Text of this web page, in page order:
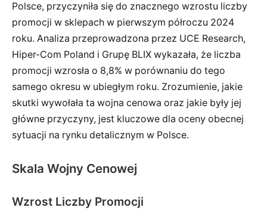
Polsce, przyczyniła się do znacznego wzrostu liczby
promocji w sklepach w pierwszym półroczu 2024
roku. Analiza przeprowadzona przez UCE Research,
Hiper-Com Poland i Grupę BLIX wykazała, że liczba
promocji wzrosła o 8,8% w porównaniu do tego
samego okresu w ubiegłym roku. Zrozumienie, jakie
skutki wywołała ta wojna cenowa oraz jakie były jej
główne przyczyny, jest kluczowe dla oceny obecnej
sytuacji na rynku detalicznym w Polsce.
Skala Wojny Cenowej
Wzrost Liczby Promocji